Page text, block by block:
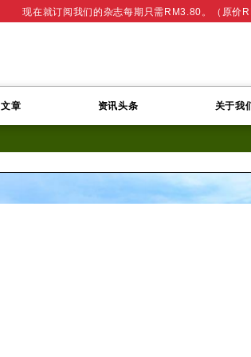
现在就订阅我们的杂志每期只需RM3.80。（原价
文章 资讯头条 关于我